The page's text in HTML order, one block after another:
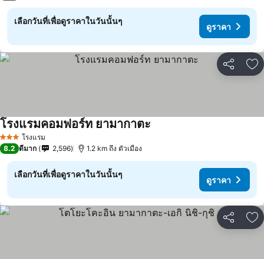
เลือกวันที่เพื่อดูราคาในวันนั้นๆ
ดูราคา
แชร์ เ
3 ดาว โรงแรม
โรงแรมคอมฟอร์ท ยามากาตะ
8.2 ดีมาก 2,596 1.2 km ถึง ตัวเมือง
เลือกวันที่เพื่อดูราคาในวันนั้นๆ
ดูราคา
แชร์ เ